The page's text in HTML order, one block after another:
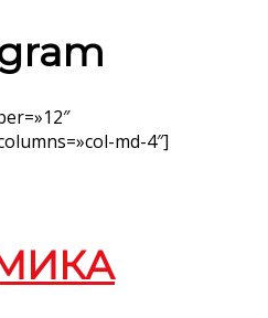
md-4″]